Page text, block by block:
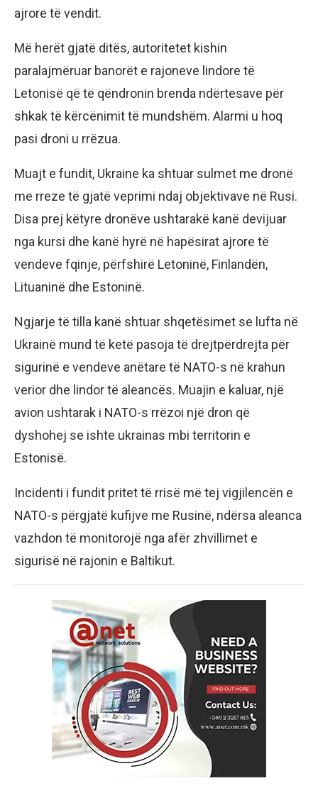
ajrore të vendit.
Më herët gjatë ditës, autoritetet kishin
paralajmëruar banorët e rajoneve lindore të
Letonisë që të qëndronin brenda ndërtesave për
shkak të kërcënimit të mundshëm. Alarmi u hoq
pasi droni u rrëzua.
Muajt e fundit, Ukraine ka shtuar sulmet me dronë
me rreze të gjatë veprimi ndaj objektivave në Rusi.
Disa prej këtyre dronëve ushtarakë kanë devijuar
nga kursi dhe kanë hyrë në hapësirat ajrore të
vendeve fqinje, përfshirë Letoninë, Finlandën,
Lituaninë dhe Estoninë.
Ngjarje të tilla kanë shtuar shqetësimet se lufta në
Ukrainë mund të ketë pasoja të drejtpërdrejta për
sigurinë e vendeve anëtare të NATO-s në krahun
verior dhe lindor të aleancës. Muajin e kaluar, një
avion ushtarak i NATO-s rrëzoi një dron që
dyshohej se ishte ukrainas mbi territorin e
Estonisë.
Incidenti i fundit pritet të rrisë më tej vigjilencën e
NATO-s përgjatë kufijve me Rusinë, ndërsa aleanca
vazhdon të monitorojë nga afër zhvillimet e
sigurisë në rajonin e Baltikut.